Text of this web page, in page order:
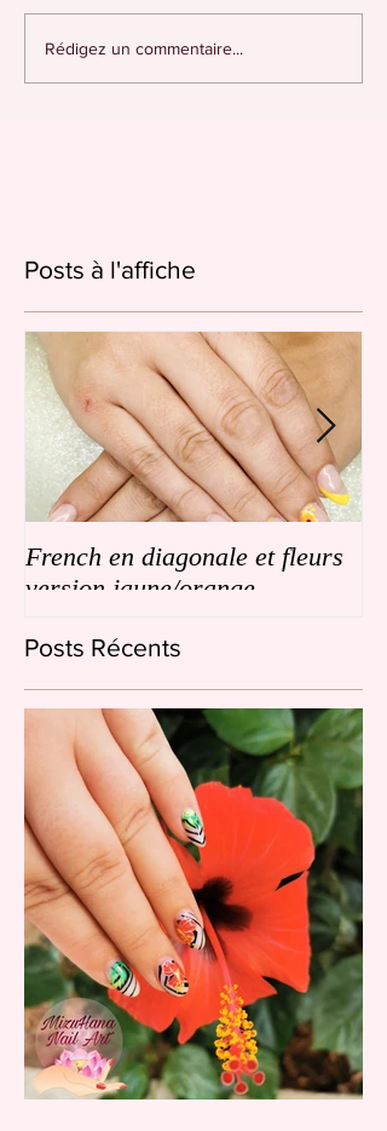
Rédigez un commentaire...
Posts à l'affiche
French en diagonale et fleurs
version jaune/orange
Posts Récents